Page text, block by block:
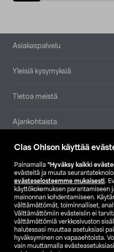
Clas Ohlson käyttää
Painamalla ”Hyväksy kaikki
evästeitä ja muuta
evästeselosteemme mukaisesti.
käyttökokemuksen parantamiseen
mainonnan kohdentamiseen.
välttämättömät, toiminnalliset,
Välttämättömiin evästeisiin ei
välttämättömiä verkkosivuston
halutessasi muuttaa asetuksiasi
hyväksyminen on vapaaehtoista.
vain muuttamalla
Alatunniste
Asiakaspalvelu
Yleisiä kysymyksiä
Tietoa meistä
Ajankohtaista
Muut yrityksemme
Etsi
SE
FI